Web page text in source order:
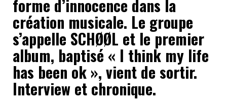
forme d’innocence dans la
création musicale. Le groupe
s’appelle SCHØØL et le premier
album, baptisé « I think my life
has been ok », vient de sortir.
Interview et chronique.